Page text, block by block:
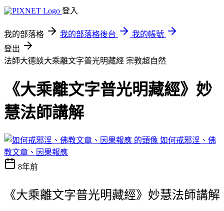
登入
我的部落格 我的部落格後台
我的帳號
登出
法師大德談大乘離文字普光明藏經 宗教超自然
《大乘離文字普光明藏經》妙
慧法師講解
如何戒邪淫、佛
教文章、因果報應
8年前
《大乘離文字普光明藏經》妙慧法師講解